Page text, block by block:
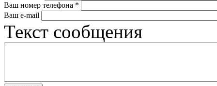
Ваш номер телефона *
Ваш e-mail
Текст сообщения